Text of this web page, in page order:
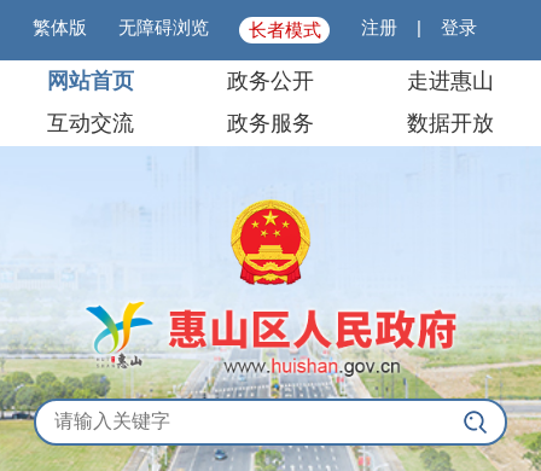
繁体版 无障碍浏览 长者模式 注册 |登录
网站首页 政务公开
走进惠山
互动交流
政务服务 数据开放